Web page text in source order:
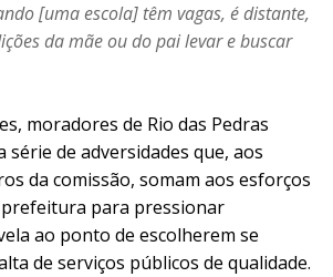
[uma escola] têm vagas, é distante,
da mãe ou do pai levar e buscar
moradores de Rio das Pedras
de adversidades que, aos
da comissão, somam aos esforços
para pressionar
ao ponto de escolherem se
de serviços públicos de qualidade.